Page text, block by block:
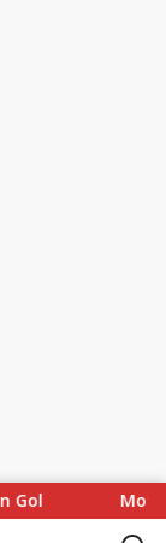
MotoGP